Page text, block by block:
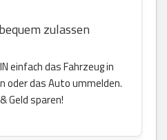
zulassen
einfach das Fahrzeug in
oder das Auto ummelden.
Geld sparen!